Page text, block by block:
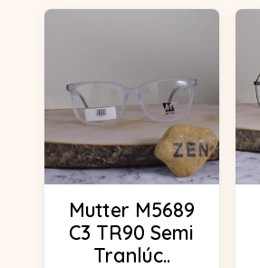
Mutter M5689
C3 TR90 Semi
Tranlúc..